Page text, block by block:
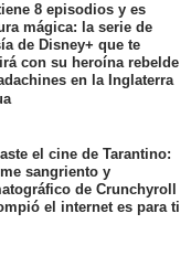
8 episodios y es
mágica: la serie de
de Disney+ que te
con su heroína rebelde
en la Inglaterra
el cine de Tarantino:
sangriento y
de Crunchyroll
el internet es para ti